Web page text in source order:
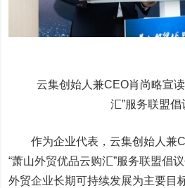
云集创始人兼CEO肖尚略宣读
汇”服务联盟倡
作为企业代表，云集创始人兼
“萧山外贸优品云购汇”服务联盟倡
外贸企业长期可持续发展为主要目